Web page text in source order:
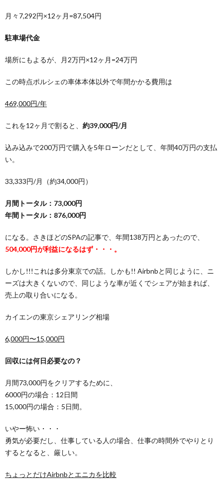
月々7,292円×12ヶ月=87,504円
駐車場代金
場所にもよるが、月2万円×12ヶ月=24万円
この時点ポルシェの車体本体以外で年間かかる費用は
469,000円/年
これを12ヶ月で割ると、 約39,000円/月
込み込みで200万円で購入を5年ローンだとして、年間40万円の支払
い。
33,333円/月（約34,000円）
月間トータル：73,000円
年間トータル：876,000円
になる。さきほどのSPAの記事で、年間138万円とあったので、
504,000円が利益になるはず・・・。
しかし!!!これは多分東京での話。しかも!! Airbnbと同じように、ニ
ーズは大きくないので、同じような車が近くでシェアが始まれば、
売上の取り合いになる。
カイエンの東京シェアリング相場
6,000円〜15,000円
回収には何日必要なの？
月間73,000円をクリアするために、
6000円の場合：12日間
15,000円の場合：5日間。
いやー怖い・・・
勇気が必要だし、仕事している人の場合、仕事の時間外でやりとり
するとなると、厳しい。
ちょっとだけAirbnbとエニカを比較